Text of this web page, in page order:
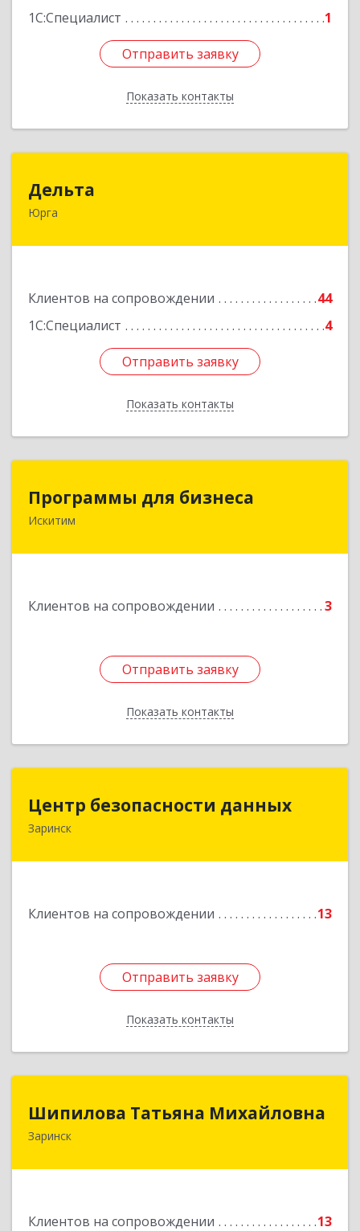
1С:Специалист
1
Отправить заявку
Показать контакты
Отправить заявку
Назад
Дельта
Юрга
Клиентов на сопровождении
44
1С:Специалист
4
Отправить заявку
Показать контакты
Отправить заявку
Назад
Программы для бизнеса
Искитим
Клиентов на сопровождении 3
Отправить заявку
Показать контакты
Программы для бизнеса
Отправить заявку
Назад
Центр безопасности данных
Заринск
Клиентов на сопровождении 13
Отправить заявку
Показать контакты
Центр безопасности данных
659100, Алтайский край, Заринск г, Таратынова
Отправить заявку
Назад
Шипилова Татьяна Михайловна
Заринск
Клиентов на сопровождении 13
Шипилова Татьяна Михайловна